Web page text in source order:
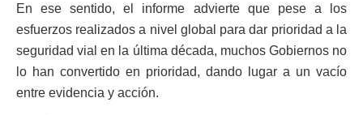
En ese sentido, el informe advierte que pese a los
esfuerzos realizados a nivel global para dar prioridad a la
seguridad vial en la última década, muchos Gobiernos no
lo han convertido en prioridad, dando lugar a un vacío
entre evidencia y acción.